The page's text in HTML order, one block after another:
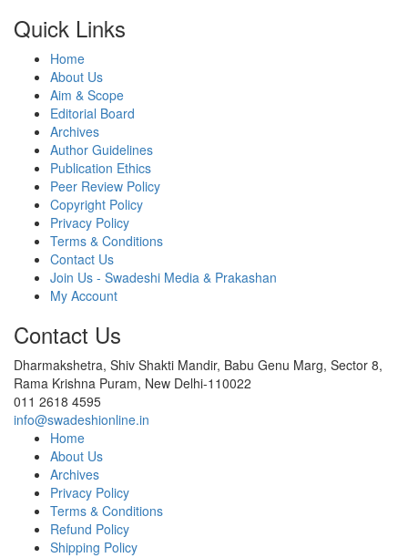
Quick Links
Home
About Us
Aim & Scope
Editorial Board
Archives
Author Guidelines
Publication Ethics
Peer Review Policy
Copyright Policy
Privacy Policy
Terms & Conditions
Contact Us
Join Us - Swadeshi Media & Prakashan
My Account
Contact Us
Dharmakshetra, Shiv Shakti Mandir, Babu Genu Marg, Sector 8,
Rama Krishna Puram, New Delhi-110022
011 2618 4595
info@swadeshionline.in
Home
About Us
Archives
Privacy Policy
Terms & Conditions
Refund Policy
Shipping Policy